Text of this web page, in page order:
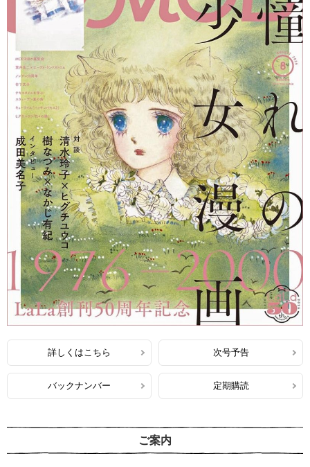
詳しくはこちら 次号予告
バックナンバー 定期購読
ご案内